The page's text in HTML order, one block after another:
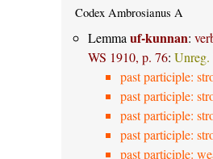
Codex Ambrosianus A
Lemma uf-kunnan:
WS 1910, p. 76: Unreg.
past participle:
past participle:
past participle:
past participle:
past participle: